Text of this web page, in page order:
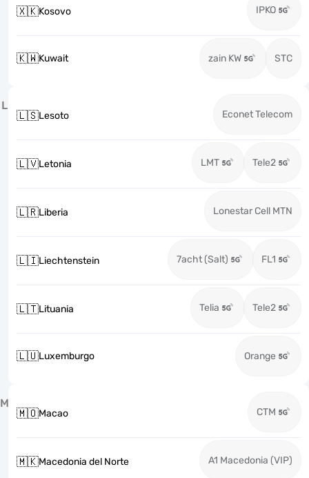
🇽🇰Kosovo IPKO
🇰🇼Kuwait zain KW STC
L
🇱🇸Lesoto Econet Telecom
🇱🇻Letonia LMT Tele2
🇱🇷Liberia Lonestar Cell MTN
🇱🇮Liechtenstein 7acht (Salt) FL1
🇱🇹Lituania Telia Tele2
🇱🇺Luxemburgo Orange
M
🇲🇴Macao CTM
🇲🇰Macedonia del Norte A1 Macedonia (VIP)